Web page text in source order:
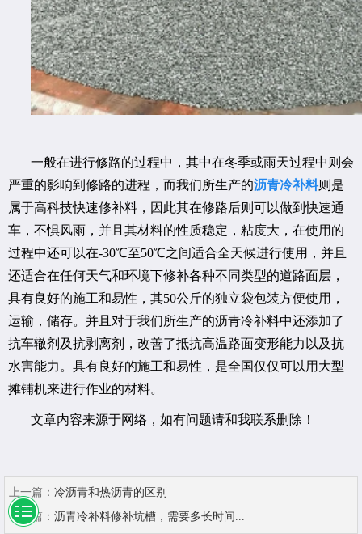
一般在进行修路的过程中，其中在冬季或雨天过程中则会
严重的影响到修路的进程，而我们所生产的沥青冷补料则是
属于高科技快速修补料，因此其在修路后则可以做到快速通
车，不惧风雨，并且其材料的性质稳定，粘度大，在使用的
过程中还可以在-30℃至50℃之间适合全天候进行使用，并且
还适合在任何天气和环境下修补各种不同类型的道路面层，
具有良好的施工和易性，其50公斤的独立袋包装方便使用，
运输，储存。并且对于我们所生产的沥青冷补料中还添加了
抗车辙剂及抗剥离剂，改善了抵抗高温路面变形能力以及抗
水害能力。具有良好的施工和易性，是全国仅仅可以用大型
摊铺机来进行作业的材料。
文章内容来源于网络，如有问题请和我联系删除！
上一篇： 冷沥青和热沥青的区别
下一篇： 沥青冷补料修补坑槽，需要多长时间...